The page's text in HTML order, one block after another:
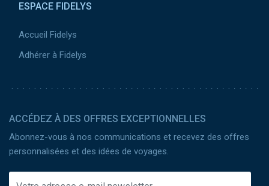
ESPACE FIDELYS
Accueil Fidelys
Adhérer à Fidelys
ACCÉDEZ À DES OFFRES EXCEPTIONNELLES
Abonnez-vous à nos communications et recevez des offres
personnalisées et des idées de voyages.